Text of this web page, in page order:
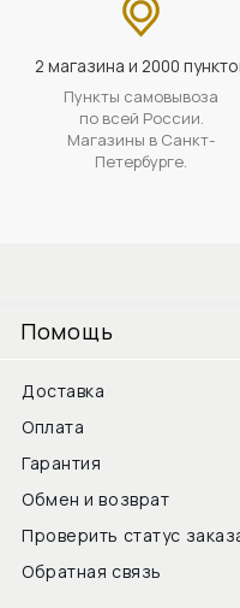
2 магазина и 2000
Пункты самовывоза
по всей России.
Магазины в Санкт-
Петербурге.
Помощь
Доставка
Оплата
Гарантия
Обмен и возврат
Проверить статус
Обратная связь